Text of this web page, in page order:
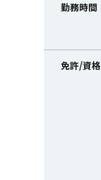
勤務時間
免許/資格